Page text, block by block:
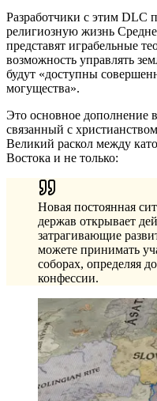
Разработчики с этим DLC
религиозную жизнь
представят играбельные
возможность управлять
будут «доступны
могущества».
Это основное дополнение
связанный с
Великий раскол между
Востока и не только:
Новая постоянная
держав открывает
затрагивающие
можете принимать
соборах, определяя
конфессии.